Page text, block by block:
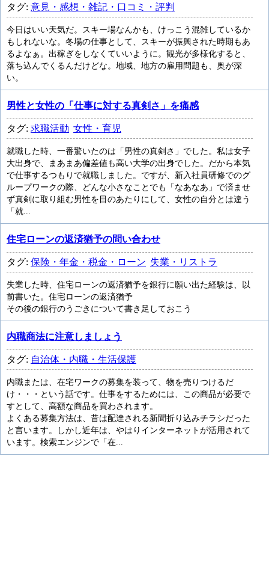
タグ: 意見・感想・雑記・口コミ・評判
今日はいい天気だ。スキー場なんかも、けっこう混雑しているか
もしれないな。冬場の仕事として、スキーが振興された時期もあ
るよなぁ。出稼ぎをしなくていいように。観光が多様化すると、
落ち込んでくるんだけどな。地域、地方の雇用問題も、奥が深
い。
男性と女性の「仕事に対する真剣さ」を痛感
タグ: 求職活動 女性・育児
就職した時、一番驚いたのは「男性の真剣さ」でした。私は女子
大出身で、まあまあ偏差値も高い大学の出身でした。だから本気
で仕事するつもりで就職しました。ですが、新入社員研修でのグ
ループワークの際、どんな小さなことでも「なあなあ」で済ませ
ず真剣に取り組む男性を目のあたりにして、女性の自分とは違う
「就...
住宅ローンの返済猶予の問い合わせ
タグ: 保険・年金・税金・ローン 失業・リストラ
失業した時、住宅ローンの返済猶予を銀行に願い出た経験は、以
前書いた。住宅ローンの返済猶予
その後の銀行のうごきについて書き足しておこう
内職商法に注意しましょう
タグ: 自治体・内職・生活保護
内職または、在宅ワークの募集を装って、物を売りつけるだ
け・・・という話です。仕事をするためには、この商品が必要で
すとして、高額な商品を買わされます。
よくある募集方法は、昔は配達される新聞折り込みチラシだった
と言います。しかし近年は、やはりインターネットが活用されて
います。検索エンジンで「在...